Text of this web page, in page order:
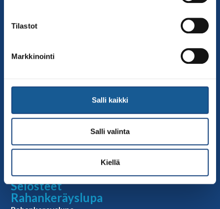
Tilastot
Markkinointi
Salli kaikki
Salli valinta
Kiellä
Kumppanit
Tapahtumakalenteri
Linkkejä
Judoliiton uutiset
Materiaalit
Judoliiton vanhat sivut
Selosteet
Rahankeräyslupa